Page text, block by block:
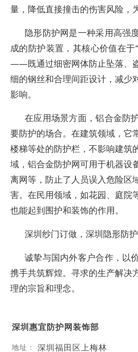
量，降低直接撞击的伤害风险，
隐形防护网是一种采用高强
成的防护装置，其核心价值在于
——既通过细密网体防止坠落、
细的钢丝和合理间距设计，减少
影响。
在应用场景方面，铝合金防
要防护的场合。在建筑领域，它
楼梯等处的防护栏，不影响建筑
域，铝合金防护网可用于机器设
离网等，防止了人员误入危险区
害。在民用领域，如花园、庭院
也能起到围护和装饰的作用。
深圳纱门订做，深圳隐形防
诚挚与国内外客户合作，以
携手共筑辉煌。寻求的生产解决
理的宗旨和理念。
深圳惠宜防护网装饰部
地址： 深圳福田区上梅林